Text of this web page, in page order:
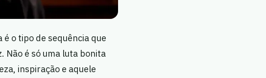
o tipo de sequência que
Não é só uma luta bonita
inspiração e aquele